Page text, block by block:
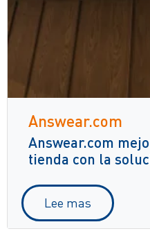
Answear.com
Answear.com
tienda con la
Lee mas